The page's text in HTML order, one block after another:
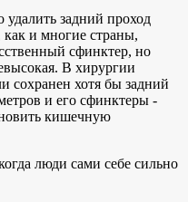
удалить задний проход
и многие страны,
сфинктер, но
В хирургии
сохранен хотя бы задний
и его сфинктеры -
кишечную
люди сами себе сильно